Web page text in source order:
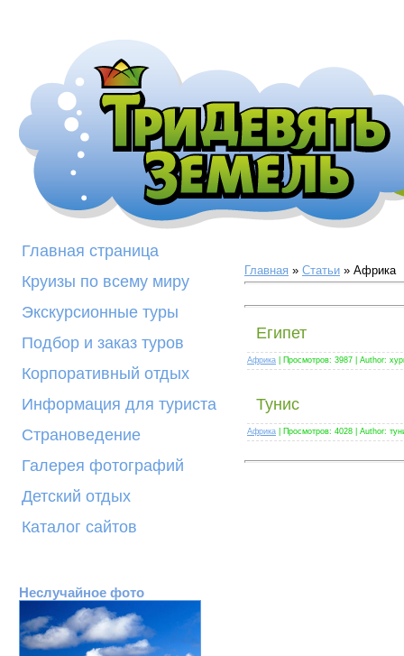
Главная страница
Круизы по всему миру
Экскурсионные туры
Подбор и заказ туров
Корпоративный отдых
Информация для туриста
Страноведение
Галерея фотографий
Детский отдых
Каталог сайтов
Неслучайное фото
Главная » Статьи » Африка
Египет
Африка | Просмотров: 3987 | Author:
Тунис
Африка | Просмотров: 4028 | Author: